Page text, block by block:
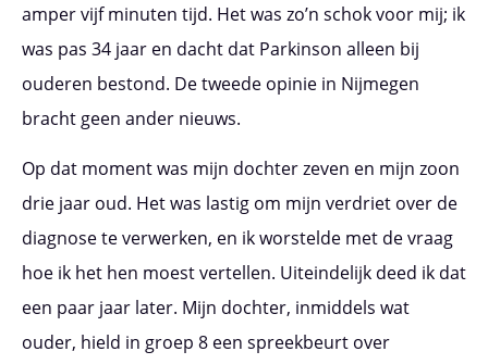
amper vijf minuten tijd. Het was zo’n schok voor mij; ik
was pas 34 jaar en dacht dat Parkinson alleen bij
ouderen bestond. De tweede opinie in Nijmegen
bracht geen ander nieuws.
Op dat moment was mijn dochter zeven en mijn zoon
drie jaar oud. Het was lastig om mijn verdriet over de
diagnose te verwerken, en ik worstelde met de vraag
hoe ik het hen moest vertellen. Uiteindelijk deed ik dat
een paar jaar later. Mijn dochter, inmiddels wat
ouder, hield in groep 8 een spreekbeurt over